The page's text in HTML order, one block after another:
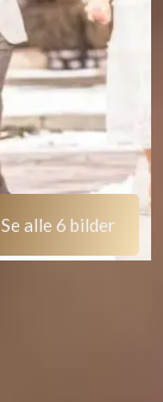
Se alle 6 bilder